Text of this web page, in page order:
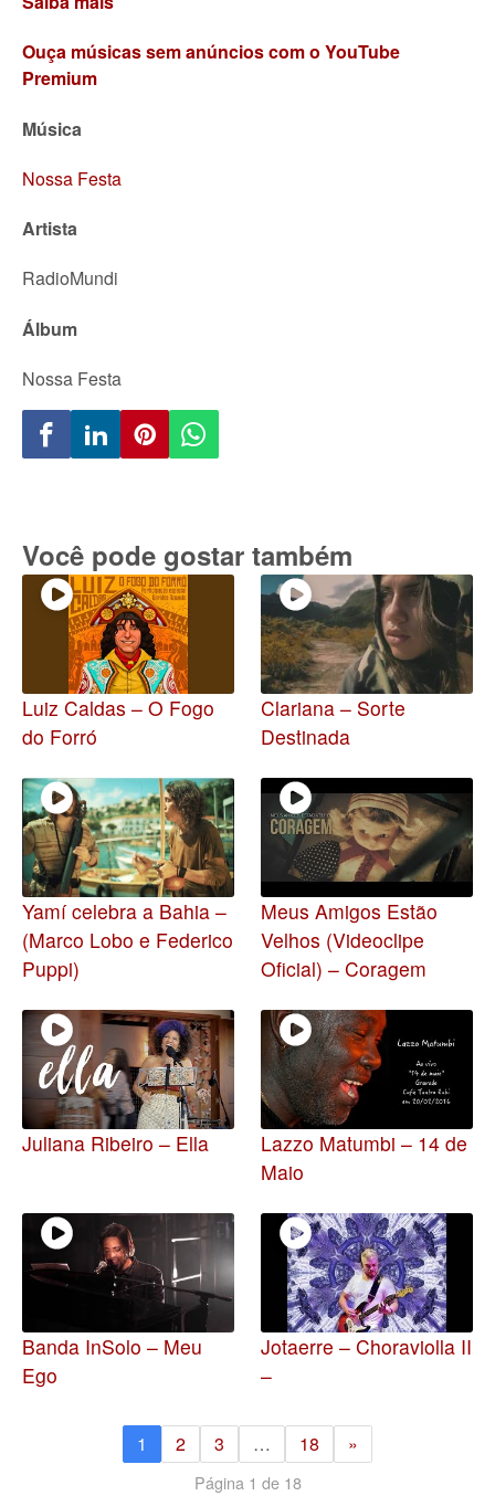
Ouça músicas sem anúncios com o YouTube
Premium
Música
Nossa Festa
Artista
RadioMundi
Álbum
Nossa Festa
Você pode gostar também
Luiz Caldas – O Fogo
do Forró
Clariana – Sorte
Destinada
Yamí celebra a Bahia –
(Marco Lobo e Federico
Puppi)
Meus Amigos Estão
Velhos (Videoclipe
Oficial) – Coragem
Juliana Ribeiro – Ella
Lazzo Matumbi – 14 de
Maio
Banda InSolo – Meu
Ego
Jotaerre – Choraviolla II
–
1 2 3 … 18 »
Página 1 de 18